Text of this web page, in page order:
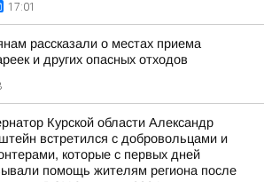
17:01
рассказали о местах приема
и других опасных отходов
Курской области Александр
встретился с добровольцами и
которые с первых дней
помощь жителям региона после